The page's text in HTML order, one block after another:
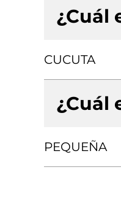
¿Cuál
CUCUTA
¿Cuál
PEQUEÑA